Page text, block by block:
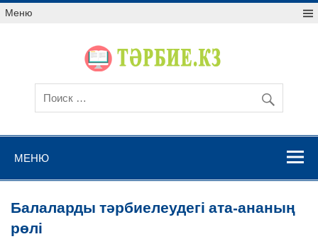
Меню
МЕНЮ
Балаларды тәрбиелеудегі ата-ананың
рөлі